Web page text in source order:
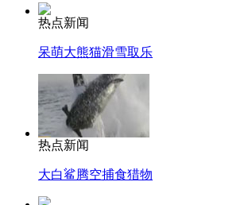
热点新闻
呆萌大熊猫滑雪取乐
热点新闻
大白鲨腾空捕食猎物